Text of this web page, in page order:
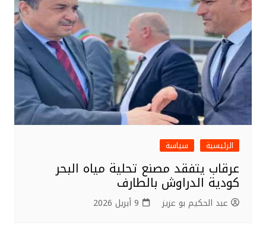
الرئيسية سياسة
عرقاب يتفقد مصنع تحلية مياه البحر
كودية الدراوش بالطارف
عبد الحكيم بو عزيز 9 أبريل 2026